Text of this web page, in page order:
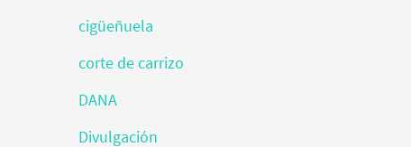
cigüeñuela
corte de carrizo
DANA
Divulgación